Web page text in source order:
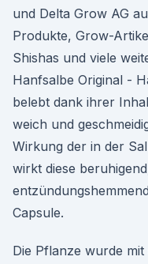
und Delta Grow AG
Produkte, Grow-
Shishas und viele
Hanfsalbe Original -
belebt dank ihrer
weich und
Wirkung der in der
wirkt diese
Capsule.
Die Pflanze wurde